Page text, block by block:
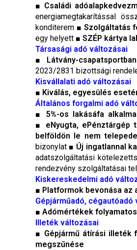
■ Családi
energiamegtakarítással
konditerem ■ Szolgáltatás
egy helyett ■ SZÉP kártya
Társasági adó változásai
■ Látvány-
2023/2831 bizottsági
Kisvállalati adó változásai
■ Kiválás, egyesülés
Általános forgalmi adó
■ 5%-os lakásáfa
■ eNyugta, ePénztárgép
belföldön le nem
bizonylat ■ Új ingatlannal
adatszolgáltatási
rendezvény szolgáltatásai
Kiskereskedelmi adó
■ Platformok bevonása az
Gépjárműadó, cégautóadó
■ Adómértékek
Illeték változásai
■ Gépjármű átírási illeték
megszűnése